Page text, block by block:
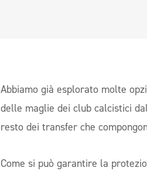
Abbiamo già esplorato molte
delle maglie dei club calcistici
resto dei transfer che
Come si può garantire la